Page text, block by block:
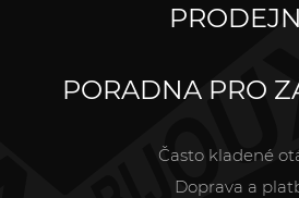
PORADNA PRO
Často kladené
Doprava a